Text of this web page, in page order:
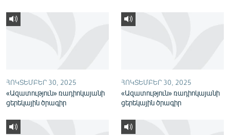
ՀՈԿՏԵՄԲԵՐ 30, 2025
«Ազատություն» ռադիոկայանի
ցերեկային ծրագիր
ՀՈԿՏԵՄԲԵՐ 30, 2025
«Ազատություն» ռադիոկայանի
ցերեկային ծրագիր